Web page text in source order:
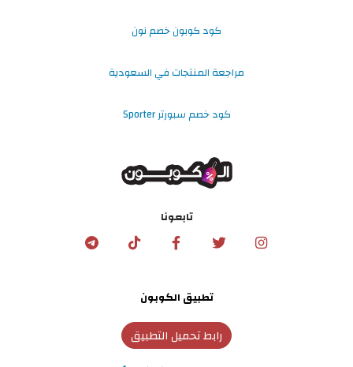
كود كوبون خصم نون
مراجعة المنتجات في السعودية
كود خصم سبورتر Sporter
تابعونا
تطبيق الكوبون
رابط تحميل التطبيق